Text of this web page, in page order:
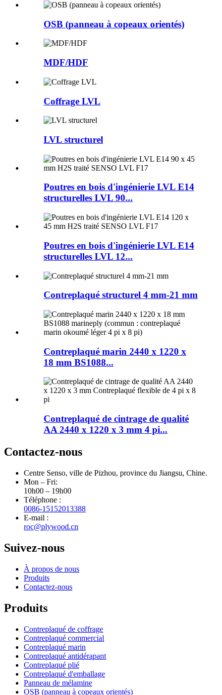
OSB (panneau à copeaux orientés)
MDF/HDF
Coffrage LVL
LVL structurel
Poutres en bois d'ingénierie LVL E14
structurelles LVL 90...
Poutres en bois d'ingénierie LVL E14
structurelles LVL 12...
Contreplaqué structurel 4 mm-21 mm
Contreplaqué marin 2440 x 1220 x
18 mm BS1088...
Contreplaqué de cintrage de qualité
AA 2440 x 1220 x 3 mm 4 pi...
Contactez-nous
Centre Senso, ville de Pizhou, province du Jiangsu, Chine.
Mon – Fri:
10h00 – 19h00
Téléphone :
0086-15152013388
E-mail :
roc@plywood.cn
Suivez-nous
À propos de nous
Produits
Contactez-nous
Produits
Contreplaqué de coffrage
Contreplaqué commercial
Contreplaqué marin
Contreplaqué antidérapant
Contreplaqué plié
Contreplaqué d'emballage
Panneau de mélamine
OSB (panneau à copeaux orientés)